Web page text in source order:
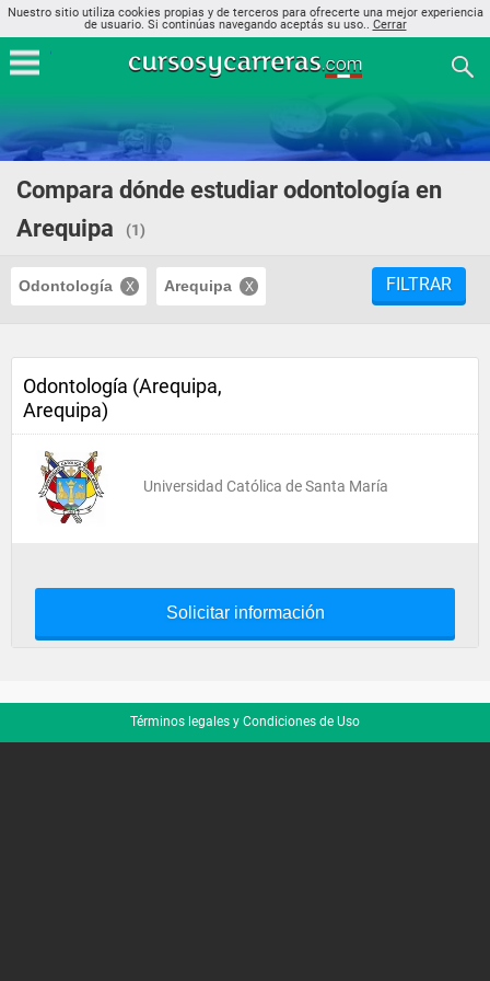
Nuestro sitio utiliza cookies propias y de terceros para ofrecerte una mejor experiencia
de usuario. Si continúas navegando aceptás su uso.. Cerrar
Compara dónde estudiar odontología en
Arequipa
(1)
Odontología Arequipa FILTRAR
Odontología (Arequipa,
Arequipa)
Universidad Católica de Santa María
Solicitar información
Términos legales y Condiciones de Uso